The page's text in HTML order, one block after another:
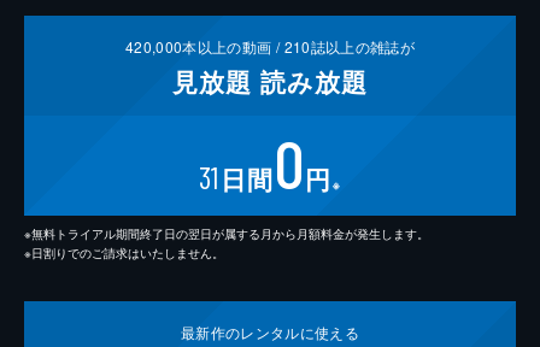
420,000本以上の動画 /210誌以上の雑誌が
見放題 読み放題
31 日間0円 ※
※無料トライアル期間終了日の翌日が属する月から月額料金が発生します。
※日割りでのご請求はいたしません。
最新作のレンタルに使える